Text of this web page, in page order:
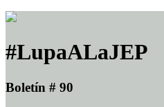
#LupaALaJEP
Boletín # 90